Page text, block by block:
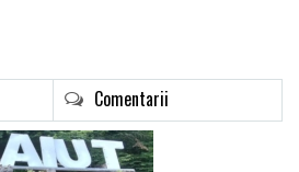
Comentarii